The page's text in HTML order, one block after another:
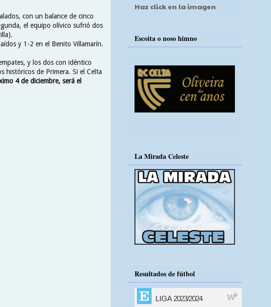
con un balance de cinco
el equipo olívico sufrió dos
y 1-2 en el Benito Villamarín.
y los dos con idéntico
históricos de Primera. Si el Celta
4 de diciembre, será el
Haz click en la imagen
Escoita o noso himno
La Mirada Celeste
Resultados de fútbol